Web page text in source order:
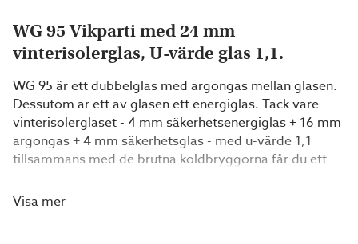
WG 95 Vikparti med 24 mm
vinterisolerglas, U-värde glas 1,1.
WG 95 är ett dubbelglas med argongas mellan glasen.
Dessutom är ett av glasen ett energiglas. Tack vare
vinterisolerglaset - 4 mm säkerhetsenergiglas + 16 mm
argongas + 4 mm säkerhetsglas - med u-värde 1,1
tillsammans med de brutna köldbryggorna får du ett
Partierna kan beställas antingen vänsterhängda eller
Visa mer